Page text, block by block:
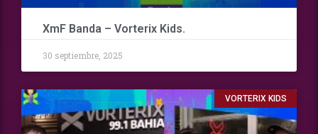
XmF Banda – Vorterix Kids.
30 septiembre, 2025
VORTERIX KIDS